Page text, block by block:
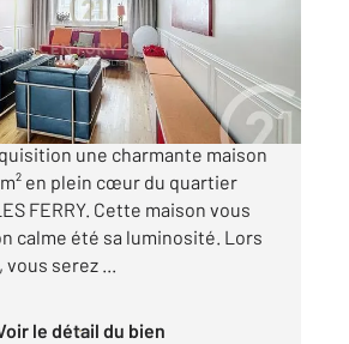
500 €
IMMOBILIER - Vous
une charmante maison
en plein cœur du quartier
FERRY. Cette maison vous
calme été sa luminosité. Lors
serez ...
Voir le détail du bien